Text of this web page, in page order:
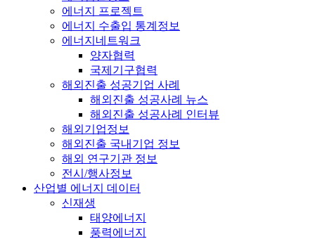
에너지 프로젝트
에너지 수출입 통계정보
에너지네트워크
양자협력
국제기구협력
해외진출 성공기업 사례
해외진출 성공사례 뉴스
해외진출 성공사례 인터뷰
해외기업정보
해외진출 국내기업 정보
해외 연구기관 정보
전시/행사정보
산업별 에너지 데이터
신재생
태양에너지
풍력에너지